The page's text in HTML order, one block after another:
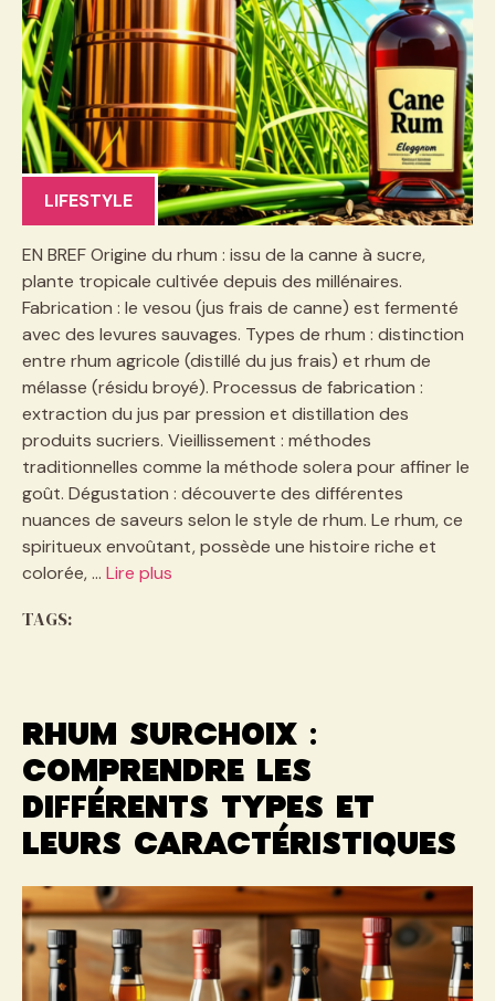
LIFESTYLE
EN BREF Origine du rhum : issu de la canne à sucre,
plante tropicale cultivée depuis des millénaires.
Fabrication : le vesou (jus frais de canne) est fermenté
avec des levures sauvages. Types de rhum : distinction
entre rhum agricole (distillé du jus frais) et rhum de
mélasse (résidu broyé). Processus de fabrication :
extraction du jus par pression et distillation des
produits sucriers. Vieillissement : méthodes
traditionnelles comme la méthode solera pour affiner le
goût. Dégustation : découverte des différentes
nuances de saveurs selon le style de rhum. Le rhum, ce
spiritueux envoûtant, possède une histoire riche et
colorée, … Lire plus
TAGS:
Rhum surchoix :
comprendre les
différents types et
leurs caractéristiques